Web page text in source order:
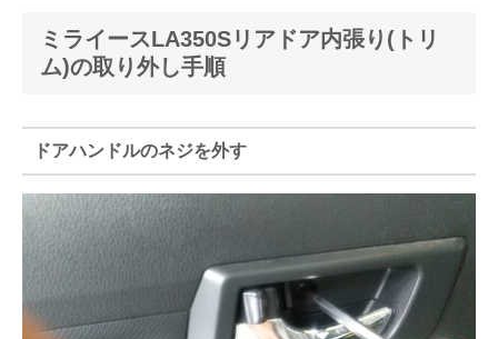
ミライースLA350Sリアドア内張り(トリ
ム)の取り外し手順
ドアハンドルのネジを外す